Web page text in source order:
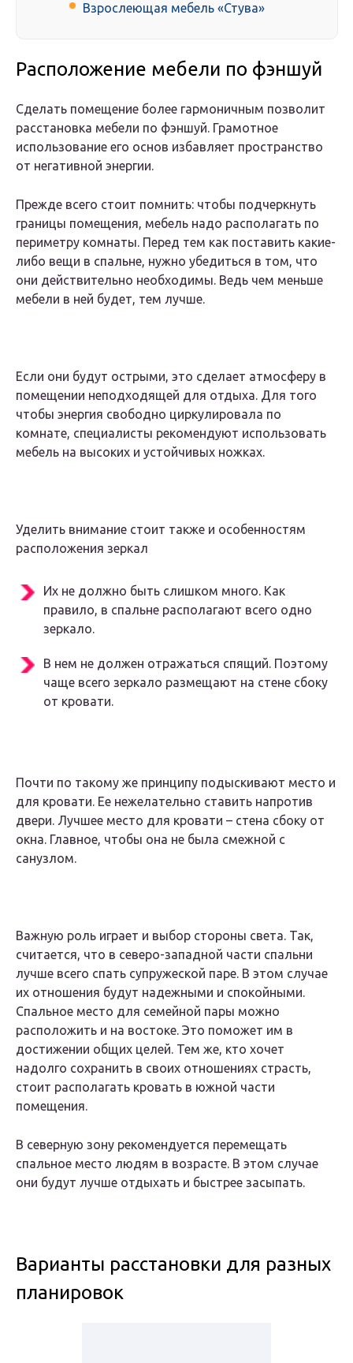
Взрослеющая мебель «Стува»
Расположение мебели по фэншуй
Сделать помещение более гармоничным позволит
расстановка мебели по фэншуй. Грамотное
использование его основ избавляет пространство
от негативной энергии.
Прежде всего стоит помнить: чтобы подчеркнуть
границы помещения, мебель надо располагать по
периметру комнаты. Перед тем как поставить какие-
либо вещи в спальне, нужно убедиться в том, что
они действительно необходимы. Ведь чем меньше
мебели в ней будет, тем лучше.
Если они будут острыми, это сделает атмосферу в
помещении неподходящей для отдыха. Для того
чтобы энергия свободно циркулировала по
комнате, специалисты рекомендуют использовать
мебель на высоких и устойчивых ножках.
Уделить внимание стоит также и особенностям
расположения зеркал
Их не должно быть слишком много. Как
правило, в спальне располагают всего одно
зеркало.
В нем не должен отражаться спящий. Поэтому
чаще всего зеркало размещают на стене сбоку
от кровати.
Почти по такому же принципу подыскивают место и
для кровати. Ее нежелательно ставить напротив
двери. Лучшее место для кровати – стена сбоку от
окна. Главное, чтобы она не была смежной с
санузлом.
​​​​​Важную роль играет и выбор стороны света. Так,
считается, что в северо-западной части спальни
лучше всего спать супружеской паре. В этом случае
их отношения будут надежными и спокойными.
Спальное место для семейной пары можно
расположить и на востоке. Это поможет им в
достижении общих целей. Тем же, кто хочет
надолго сохранить в своих отношениях страсть,
стоит располагать кровать в южной части
помещения.
В северную зону рекомендуется перемещать
спальное место людям в возрасте. В этом случае
они будут лучше отдыхать и быстрее засыпать.
Варианты расстановки для разных
планировок